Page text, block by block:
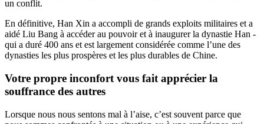
un conflit.
En définitive, Han Xin a accompli de grands exploits militaires et a
aidé Liu Bang à accéder au pouvoir et à inaugurer la dynastie Han -
qui a duré 400 ans et est largement considérée comme l’une des
dynasties les plus prospères et les plus durables de Chine.
Votre propre inconfort vous fait apprécier la
souffrance des autres
Lorsque nous nous sentons mal à l’aise, c’est souvent parce que